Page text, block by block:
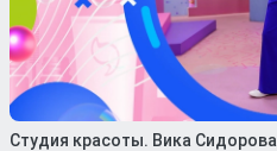
Студия красоты. Вика Сидорова